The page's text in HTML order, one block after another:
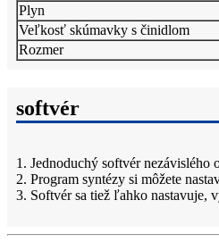
Plyn
Veľkosť skúmavky s činidlom
Rozmer
softvér
1. Jednoduchý softvér nezávislého
2. Program syntézy si môžete
3. Softvér sa tiež ľahko nastavuje,